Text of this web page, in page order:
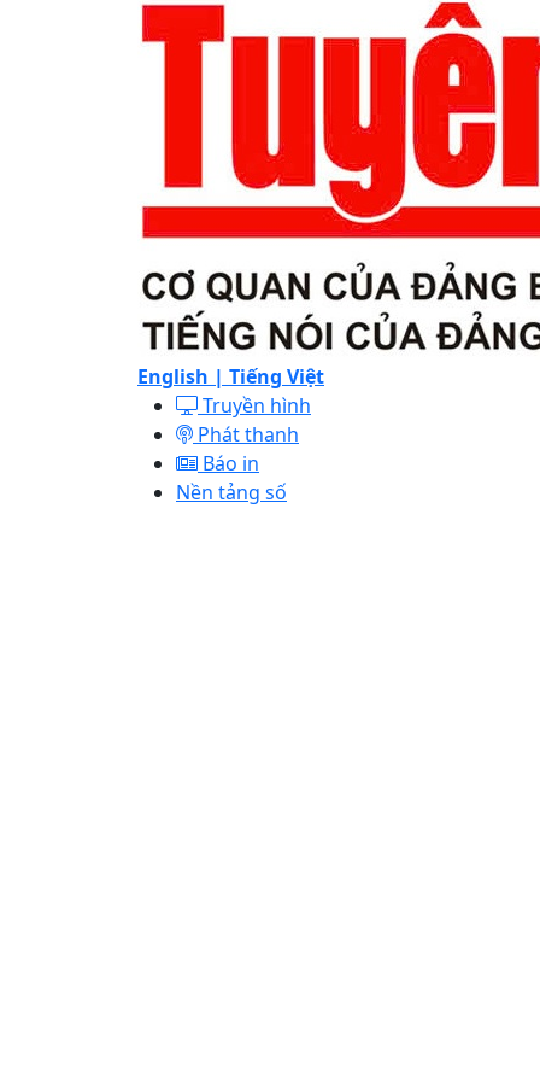
English | Tiếng Việt
Truyền hình
Phát thanh
Báo in
Nền tảng số